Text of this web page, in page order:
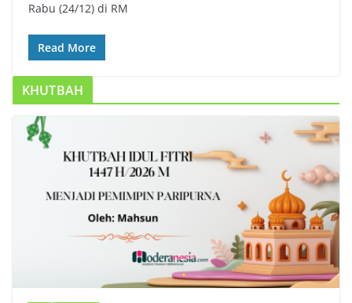
Rabu (24/12) di RM
Read More
KHUTBAH